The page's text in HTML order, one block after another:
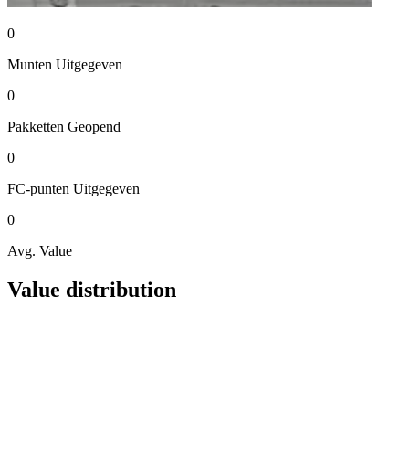
0
Munten Uitgegeven
0
Pakketten Geopend
0
FC-punten Uitgegeven
0
Avg. Value
Value distribution